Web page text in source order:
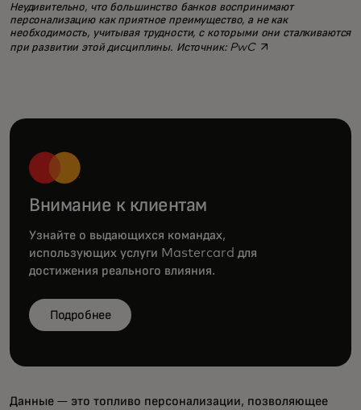
Неудивительно, что большинство банков воспринимают
персонализацию как приятное преимущество, а не как
необходимость, учитывая трудности, с которыми они сталкиваются
при развитии этой дисциплины. Источник: PwCopens in a new tab
Внимание к клиентам
Узнайте о выдающихся командах,
использующих услуги Mastercard для
достижения реального влияния.
Подробнее
Данные — это топливо персонализации, позволяющее